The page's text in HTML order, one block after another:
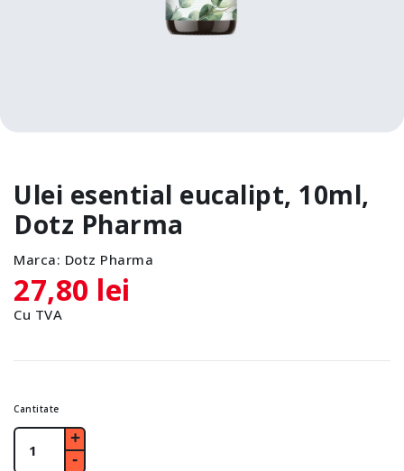
Ulei esential eucalipt, 10ml,
Dotz Pharma
Marca: Dotz Pharma
27,80 lei
Cu TVA
Cantitate